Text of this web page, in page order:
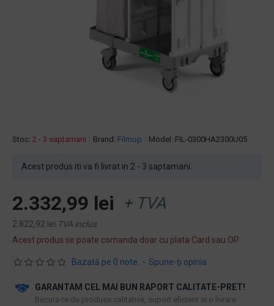
Stoc: 2 - 3 saptamani Brand: Filmop Model: FIL-0300HA2300U05
Acest produs iti va fi livrat in 2 - 3 saptamani.
Bazată pe 0 note. - Spune-ţi opinia
2.332,99 lei + TVA
2.822,92 lei TVA inclus
Acest produs se poate comanda doar cu plata Card sau OP
GARANTAM CEL MAI BUN RAPORT CALITATE-PRET!
​Bucura-te de produse calitative, suport eficient si o livrare